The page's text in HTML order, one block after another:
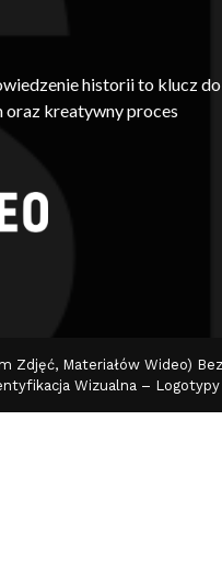
historii to klucz do
oraz kreatywny proces
Zdjęć, Materiałów Wideo)
Wizualna – Logotypy